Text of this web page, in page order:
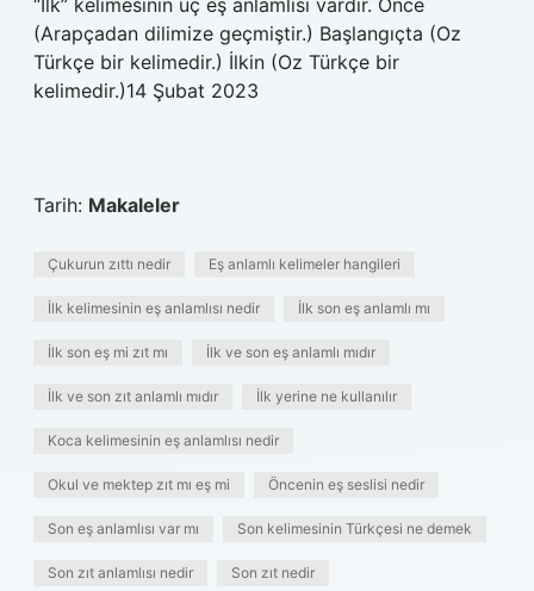
“İlk” kelimesinin üç eş anlamlısı vardır. Önce
(Arapçadan dilimize geçmiştir.) Başlangıçta (Oz
Türkçe bir kelimedir.) İlkin (Oz Türkçe bir
kelimedir.)14 Şubat 2023
Tarih: Makaleler
Çukurun zıttı nedir Eş anlamlı kelimeler hangileri
İlk kelimesinin eş anlamlısı nedir İlk son eş anlamlı mı
İlk son eş mi zıt mı İlk ve son eş anlamlı mıdır
İlk ve son zıt anlamlı mıdır İlk yerine ne kullanılır
Koca kelimesinin eş anlamlısı nedir
Okul ve mektep zıt mı eş mi Öncenin eş seslisi nedir
Son eş anlamlısı var mı Son kelimesinin Türkçesi ne demek
Son zıt anlamlısı nedir Son zıt nedir